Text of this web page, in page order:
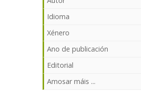
Idioma
Xénero
Ano de publicación
Editorial
Amosar máis ...